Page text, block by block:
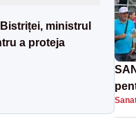
ministrul
a proteja